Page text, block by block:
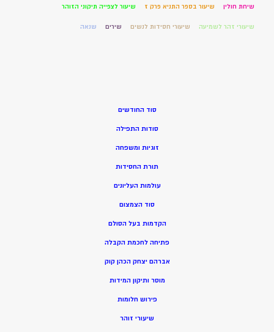
שיחת חולין שיעור בספר התניא פרק ז שיעור לצפייה תיקוני הזוהר
שיעורי זהר לשמיעה שיעורי חסידות לנשים שירים שנאה
סוד החודשים
סודות התפילה
זוגיות ומשפחה
תורת החסידות
עולמות העליונים
סוד הצמצום
הקדמות בעל הסולם
פתיחה לחכמת הקבלה
אברהם יצחק הכהן קוק
מוסר ותיקון המידות
פירוש חלומות
שיעורי זוהר